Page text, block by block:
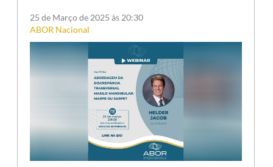
25 de Março de 2025 às 20:30
ABOR Nacional